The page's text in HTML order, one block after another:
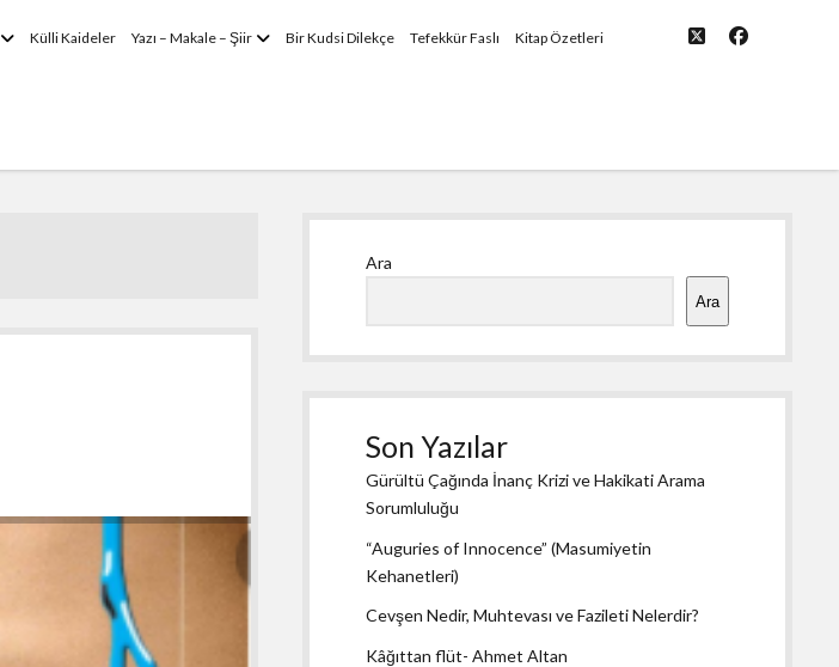
menüyüKülli Kaideler Yazı – Makale – Şiir menüyüBir Kudsi Dilekçe Tefekkür Faslı Kitap Özetleri twitterfacebook
Ara
Ara
Son Yazılar
Gürültü Çağında İnanç Krizi ve Hakikati Arama
Sorumluluğu
“Auguries of Innocence” (Masumiyetin
Kehanetleri)
Cevşen Nedir, Muhtevası ve Fazileti Nelerdir?
Kâğıttan flüt- Ahmet Altan